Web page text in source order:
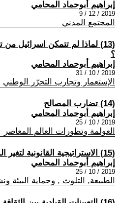
إبراهيم أبوحماد المحامي
2019 / 12 / 9
المجتمع المدني
(13) لماذا لم تتمكن اسرائيل
؟
إبراهيم أبوحماد المحامي
2019 / 10 / 31
الإستعمار وتجارب التحرّر الوطني
(14) تضارب المصالح
إبراهيم أبوحماد المحامي
2019 / 10 / 25
العولمة وتطورات العالم المعاصر
(15) الاستراتيجية القانونية لتغير المناخي
إبراهيم أبوحماد المحامي
2019 / 10 / 25
الطبيعة, التلوث , وحماية